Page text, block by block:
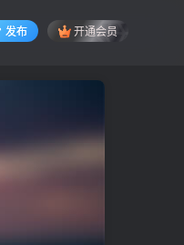
发布 开通会员